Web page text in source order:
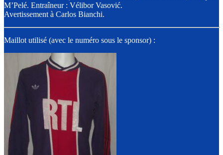
M’Pelé. Entraîneur : Vélibor Vasović.
Avertissement à Carlos Bianchi.
Maillot utilisé (avec le numéro sous le sponsor) :